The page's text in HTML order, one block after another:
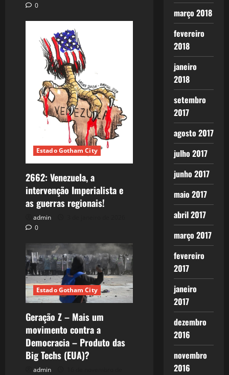
0
Estado Gotham City
2662: Venezuela, a
intervenção Imperialista e
as guerras regionais!
admin
0
Estado Gotham City
Geração Z – Mais um
movimento contra a
Democracia – Produto das
Big Techs (EUA)?
admin
março 2018
fevereiro
2018
janeiro
2018
setembro
2017
agosto 2017
julho 2017
junho 2017
maio 2017
abril 2017
março 2017
fevereiro
2017
janeiro
2017
dezembro
2016
novembro
2016